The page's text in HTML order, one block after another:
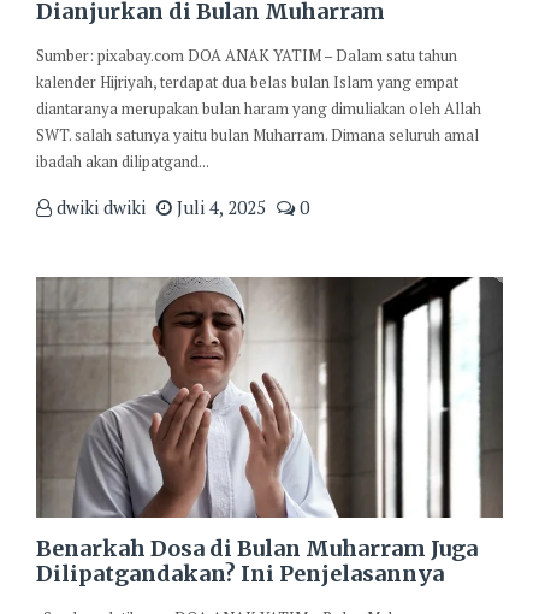
Dianjurkan di Bulan Muharram
Sumber: pixabay.com DOA ANAK YATIM – Dalam satu tahun
kalender Hijriyah, terdapat dua belas bulan Islam yang empat
diantaranya merupakan bulan haram yang dimuliakan oleh Allah
SWT. salah satunya yaitu bulan Muharram. Dimana seluruh amal
ibadah akan dilipatgand...
dwiki dwiki Juli 4, 2025 0
Benarkah Dosa di Bulan Muharram Juga
Dilipatgandakan? Ini Penjelasannya